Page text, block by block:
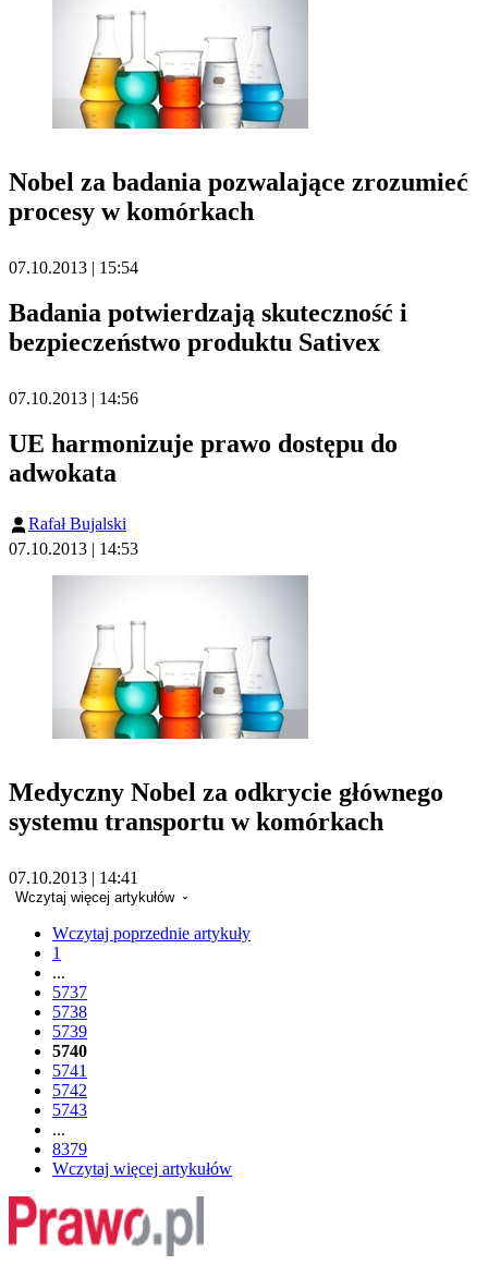
Nobel za badania pozwalające zrozumieć
procesy w komórkach
07.10.2013 | 15:54
Badania potwierdzają skuteczność i
bezpieczeństwo produktu Sativex
07.10.2013 | 14:56
UE harmonizuje prawo dostępu do
adwokata
Rafał Bujalski
07.10.2013 | 14:53
Medyczny Nobel za odkrycie głównego
systemu transportu w komórkach
07.10.2013 | 14:41
Wczytaj więcej artykułów
Wczytaj poprzednie artykuły
1
...
5737
5738
5739
5740
5741
5742
5743
...
8379
Wczytaj więcej artykułów